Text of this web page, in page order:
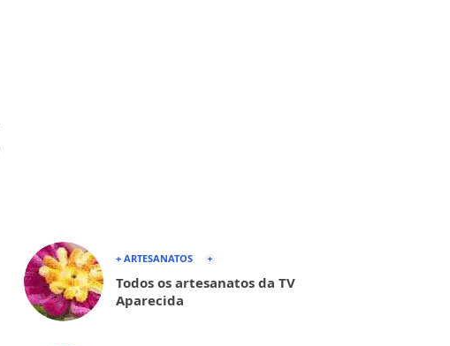
+ ARTESANATOS
Todos os artesanatos da TV
Aparecida